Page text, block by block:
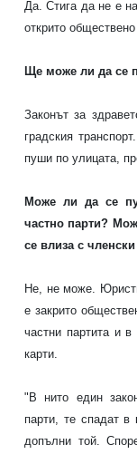
Да. Стига да не е
открито обществено
Ще може ли да се
Законът за
градския
пуши по улицата,
Може ли да се
частно парти?
се влиза с
Не, не може.
е закрито
частни партита и
карти.
"В нито един
парти, те спадат в
допълни той.